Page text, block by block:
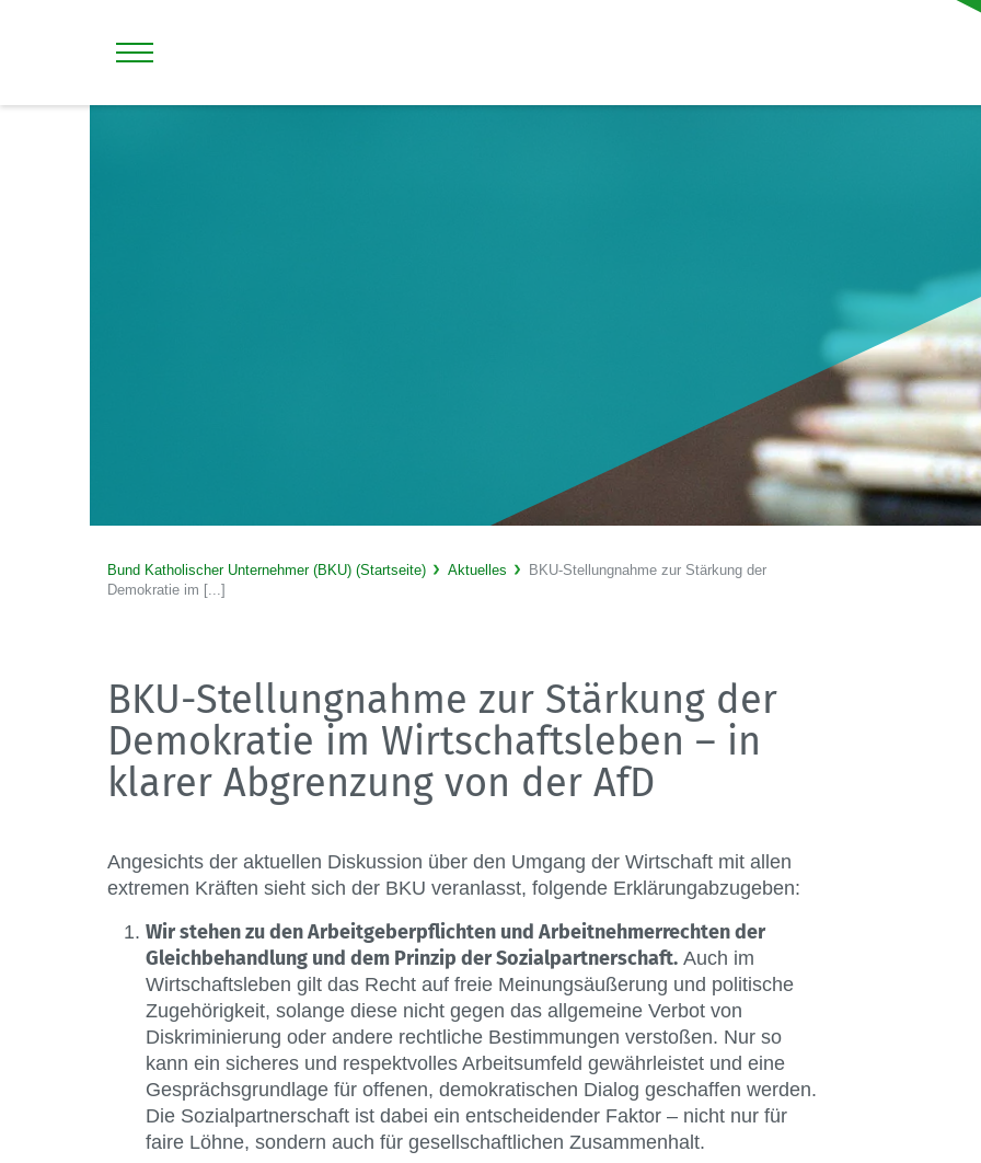
Bund Katholischer Unternehmer (BKU) (Startseite) Aktuelles
BKU-Stellungnahme zur Stärkung der
Demokratie im [...]
BKU-Stellungnahme zur Stärkung der
Demokratie im Wirtschaftsleben – in
klarer Abgrenzung von der AfD
Angesichts der aktuellen Diskussion über den Umgang der Wirtschaft mit allen
extremen Kräften sieht sich der BKU veranlasst, folgende Erklärungabzugeben:
Wir stehen zu den Arbeitgeberpflichten und Arbeitnehmerrechten der
Gleichbehandlung und dem Prinzip der Sozialpartnerschaft. Auch im
Wirtschaftsleben gilt das Recht auf freie Meinungsäußerung und politische
Zugehörigkeit, solange diese nicht gegen das allgemeine Verbot von
Diskriminierung oder andere rechtliche Bestimmungen verstoßen. Nur so
kann ein sicheres und respektvolles Arbeitsumfeld gewährleistet und eine
Gesprächsgrundlage für offenen, demokratischen Dialog geschaffen werden.
Die Sozialpartnerschaft ist dabei ein entscheidender Faktor – nicht nur für
faire Löhne, sondern auch für gesellschaftlichen Zusammenhalt.